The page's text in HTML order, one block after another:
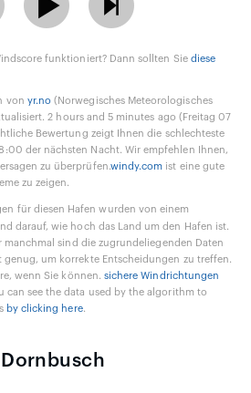
funktioniert? Dann sollten Sie diese
von yr.no (Norwegisches Meteorologisches
2 hours and 5 minutes ago (Freitag 07
Bewertung zeigt Ihnen die schlechteste
der nächsten Nacht. Wir empfehlen Ihnen,
zu überprüfen.windy.com ist eine gute
zu zeigen.
für diesen Hafen wurden von einem
darauf, wie hoch das Land um den Hafen ist.
manchmal sind die zugrundeliegenden Daten
um korrekte Entscheidungen zu treffen.
wenn Sie können. sichere Windrichtungen
can see the data used by the algorithm to
by clicking here.